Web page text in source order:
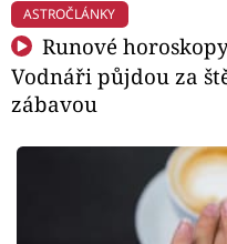
ASTROČLÁNKY
Runové
Vodnáři půjdou za
zábavou